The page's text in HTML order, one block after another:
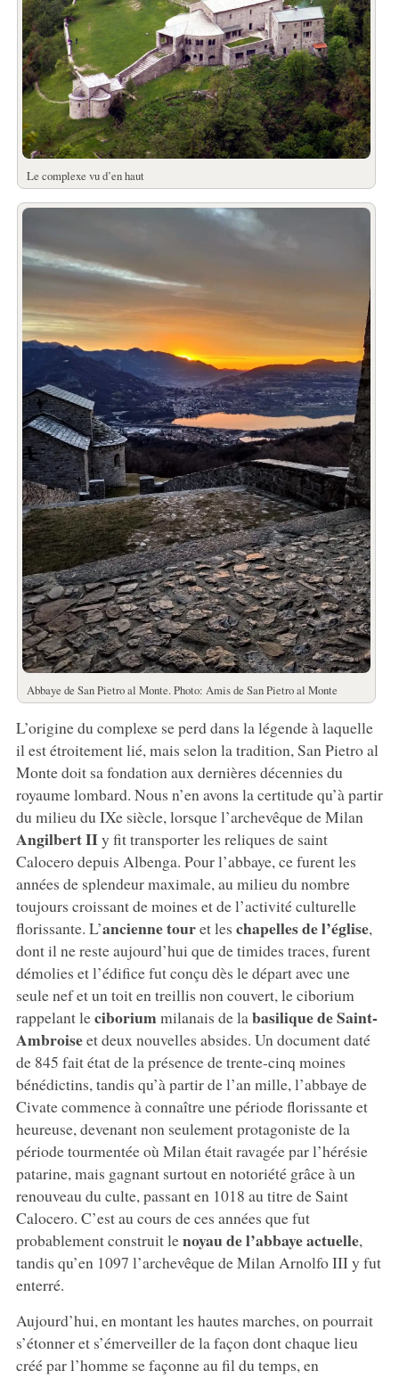
Le complexe vu d’en haut
Abbaye de San Pietro al Monte. Photo: Amis de San Pietro al Monte
L’origine du complexe se perd dans la légende à laquelle
il est étroitement lié, mais selon la tradition, San Pietro al
Monte doit sa fondation aux dernières décennies du
royaume lombard. Nous n’en avons la certitude qu’à partir
du milieu du IXe siècle, lorsque l’archevêque de Milan
Angilbert IIy fit transporter les reliques de saint
Calocero depuis Albenga. Pour l’abbaye, ce furent les
années de splendeur maximale, au milieu du nombre
toujours croissant de moines et de l’activité culturelle
florissante. L’ancienne touret les chapelles de l’église,
dont il ne reste aujourd’hui que de timides traces, furent
démolies et l’édifice fut conçu dès le départ avec une
seule nef et un toit en treillis non couvert, le ciborium
rappelant leciboriummilanais de labasilique de Saint-
Ambroiseet deux nouvelles absides. Un document daté
de 845 fait état de la présence de trente-cinq moines
bénédictins, tandis qu’à partir de l’an mille, l’abbaye de
Civate commence à connaître une période florissante et
heureuse, devenant non seulement protagoniste de la
période tourmentée où Milan était ravagée par l’hérésie
patarine, mais gagnant surtout en notoriété grâce à un
renouveau du culte, passant en 1018 au titre de Saint
Calocero. C’est au cours de ces années que fut
probablement construit lenoyau de l’abbaye actuelle,
tandis qu’en 1097 l’archevêque de Milan Arnolfo III y fut
enterré.
Aujourd’hui, en montant les hautes marches, on pourrait
s’étonner et s’émerveiller de la façon dont chaque lieu
créé par l’homme se façonne au fil du temps, en